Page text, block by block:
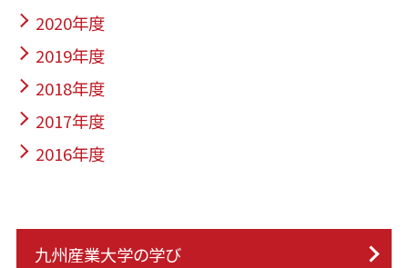
2020年度
2019年度
2018年度
2017年度
2016年度
九州産業大学の学び